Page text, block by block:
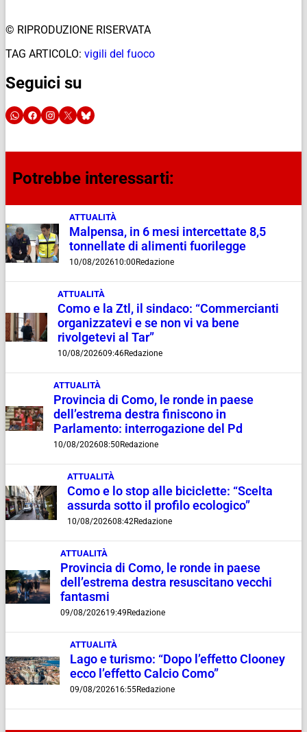
© RIPRODUZIONE RISERVATA
TAG ARTICOLO: vigili del fuoco
Seguici su
Potrebbe interessarti:
ATTUALITÀ
Malpensa, in 6 mesi intercettate 8,5
tonnellate di alimenti fuorilegge
10/08/202610:00 Redazione
ATTUALITÀ
Como e la Ztl, il sindaco: “Commercianti
organizzatevi e se non vi va bene
rivolgetevi al Tar”
10/08/202609:46Redazione
ATTUALITÀ
Provincia di Como, le ronde in paese
dell’estrema destra finiscono in
Parlamento: interrogazione del Pd
10/08/202608:50 Redazione
ATTUALITÀ
Como e lo stop alle biciclette: “Scelta
assurda sotto il profilo ecologico”
10/08/202608:42Redazione
ATTUALITÀ
Provincia di Como, le ronde in paese
dell’estrema destra resuscitano vecchi
fantasmi
09/08/202619:49 Redazione
ATTUALITÀ
Lago e turismo: “Dopo l’effetto Clooney
ecco l’effetto Calcio Como”
09/08/202616:55Redazione